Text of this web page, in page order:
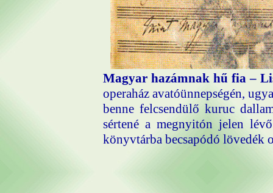
Magyar hazámnak hű fia –
operaház avató­ünnepségén,
benne felcsendülő kuruc
sértené a megnyitón jelen
könyvtárba becsapódó lövedék